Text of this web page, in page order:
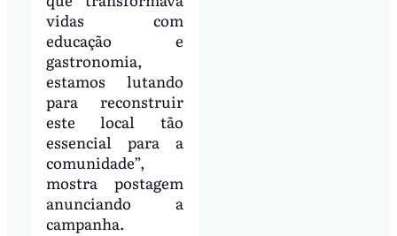
vidas com
educação e
gastronomia,
estamos lutando
para reconstruir
este local tão
essencial para a
comunidade”,
mostra postagem
anunciando a
campanha.